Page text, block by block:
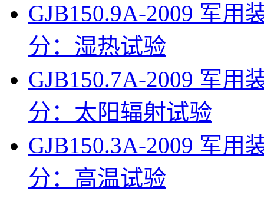
GJB150.9A-2009 军用
分：湿热试验
GJB150.7A-2009 军用
分：太阳辐射试验
GJB150.3A-2009 军用
分：高温试验